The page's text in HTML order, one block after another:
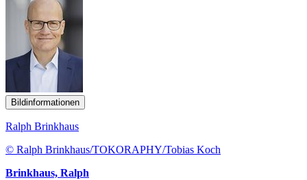
Bildinformationen
Ralph Brinkhaus
© Ralph Brinkhaus/TOKORAPHY/Tobias Koch
Brinkhaus, Ralph